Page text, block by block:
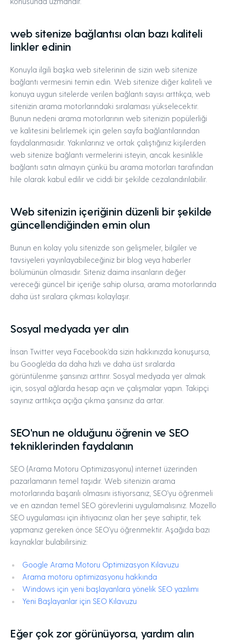
web sitenize bağlantısı olan bazı kaliteli
linkler edinin
Konuyla ilgili başka web sitelerinin de sizin web sitenize
bağlantı vermesini temin edin. Web sitenize diğer kaliteli ve
konuya uygun sitelerde verilen bağlantı sayısı arttıkça, web
sitenizin arama motorlarındaki sıralaması yükselecektir.
Bunun nedeni arama motorlarının web sitenizin popülerliği
ve kalitesini belirlemek için gelen sayfa bağlantılarından
faydalanmasıdır. Yakınlarınız ve ortak çalıştığınız kişilerden
web sitenize bağlantı vermelerini isteyin, ancak kesinlikle
bağlantı satın almayın çünkü bu arama motorları tarafından
hile olarak kabul edilir ve ciddi bir şekilde cezalandırılabilir.
Web sitenizin içeriğinin düzenli bir şekilde
güncellendiğinden emin olun
Bunun en kolay yolu sitenizde son gelişmeler, bilgiler ve
tavsiyeleri yayınlayabileceğiniz bir blog veya haberler
bölümünün olmasıdır. Siteniz daima insanların değer
vereceği güncel bir içeriğe sahip olursa, arama motorlarında
daha üst sıralara çıkması kolaylaşır.
Sosyal medyada yer alın
İnsan Twitter veya Facebook'da sizin hakkınızda konuşursa,
bu Google'da da daha hızlı ve daha üst sıralarda
görüntülenme şansınızı arttırır. Sosyal medyada yer almak
için, sosyal ağlarda hesap açın ve çalışmalar yapın. Takipçi
sayınız arttıkça açığa çıkma şansınız da artar.
SEO'nun ne olduğunu öğrenin ve SEO
tekniklerinden faydalanın
SEO (Arama Motoru Optimizasyonu) internet üzerinden
pazarlamanın temel taşıdır. Web sitenizin arama
motorlarında başarılı olmasını istiyorsanız, SEO'yu öğrenmeli
ve en azından temel SEO görevlerini uygulamalısınız. Mozello
SEO uygulaması için ihtiyacınız olan her şeye sahiptir, tek
yapmanız gereken önce SEO'yu öğrenmektir. Aşağıda bazı
kaynaklar bulabilirsiniz:
Google Arama Motoru Optimizasyon Kılavuzu
Arama motoru optimizasyonu hakkında
Windows için yeni başlayanlara yönelik SEO yazılımı
Yeni Başlayanlar için SEO Kılavuzu
Eğer çok zor görünüyorsa, yardım alın